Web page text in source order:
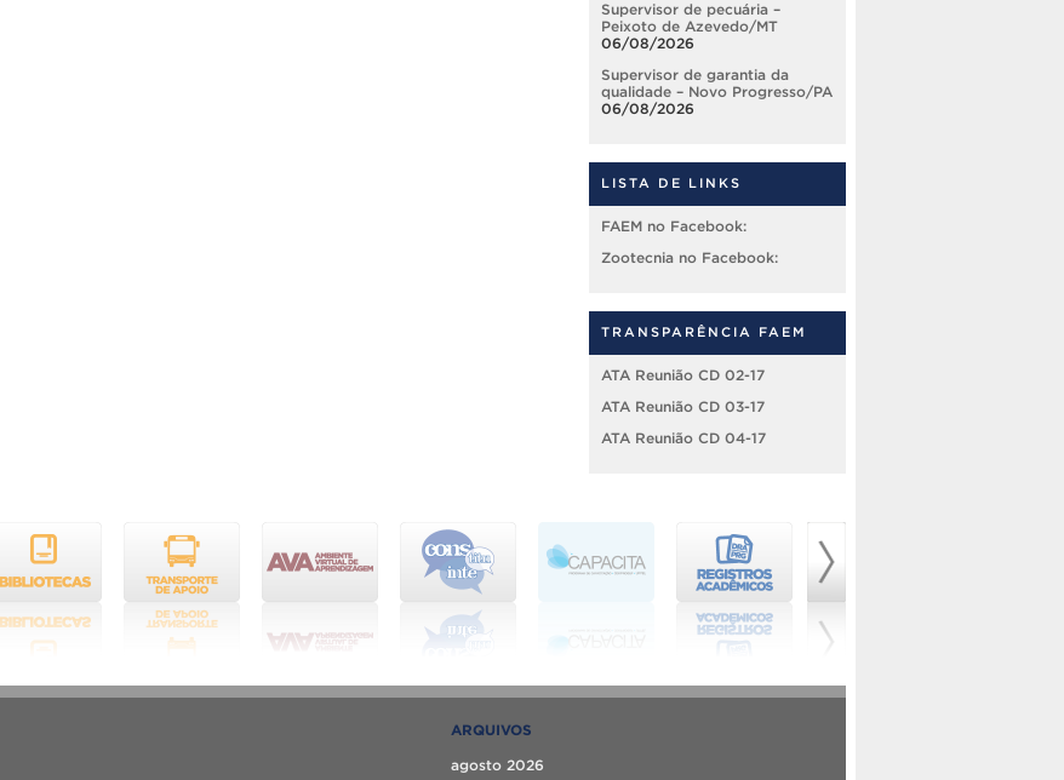
Supervisor de pecuária –
Peixoto de Azevedo/MT
06/08/2026
Supervisor de garantia da
qualidade – Novo Progresso/PA
06/08/2026
LISTA DE LINKS
FAEM no Facebook:
Zootecnia no Facebook:
TRANSPARÊNCIA FAEM
ATA Reunião CD 02-17
ATA Reunião CD 03-17
ATA Reunião CD 04-17
ARQUIVOS
agosto 2026